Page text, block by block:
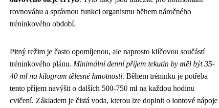
rovnováhu a správnou funkci organismu během náročného
tréninkového období.
Pitný režim je často opomíjenou, ale naprosto klíčovou součástí
tréninkového plánu. Minimální denní příjem tekutin by měl být 35-
40 ml na kilogram tělesné hmotnosti. Během tréninku je potřeba
tento příjem navýšit o dalších 500-750 ml na každou hodinu
cvičení. Základem je čistá voda, kterou lze doplnit o iontové nápoje